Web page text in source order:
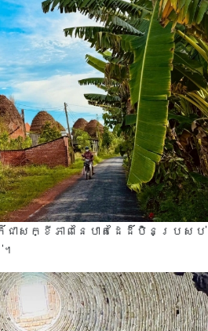
ជាសក្ខីភាពនៃបាតដៃដ៏ប៉ិនប្រសប់